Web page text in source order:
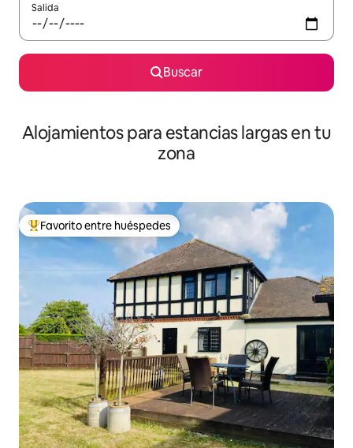
Salida
Buscar
Alojamientos para estancias largas en tu
zona
De los mejores en Favorito entre huéspedes
Favorito entre huéspedes